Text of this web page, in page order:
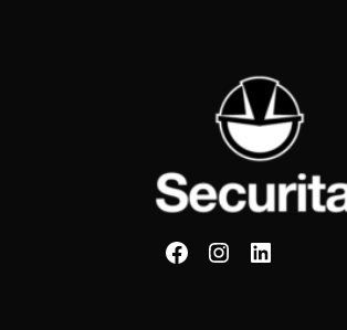
Securital en Facebook
Securital en Instagram
Securital en Linkedin